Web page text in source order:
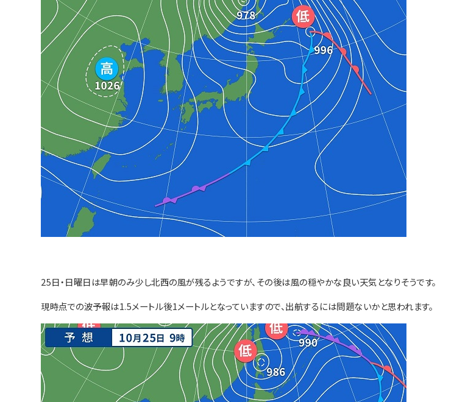
25日・日曜日は早朝のみ少し北西の風が残るようですが、その後は風の穏やかな良い天気となりそうです。
現時点での波予報は1.5メートル後1メートルとなっていますので、出航するには問題ないかと思われます。